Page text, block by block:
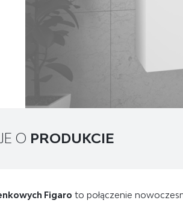
O PRODUKCIE
Figaro to połączenie